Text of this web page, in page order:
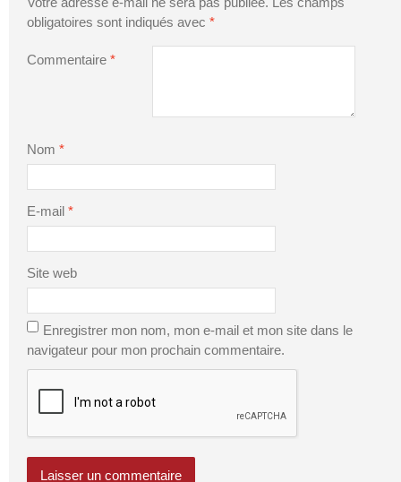
obligatoires sont indiqués avec *
Commentaire *
Nom *
E-mail *
Site web
Enregistrer mon nom, mon e-mail et mon site dans le
navigateur pour mon prochain commentaire.